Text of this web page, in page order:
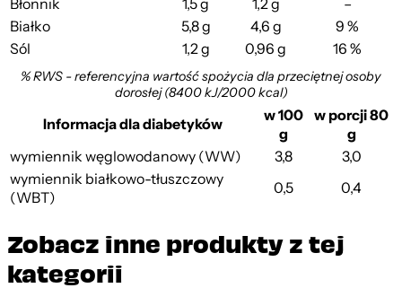
Błonnik
1,5 g 1,2 g
–
Białko
5,8 g 4,6 g
9 %
Sól
1,2 g 0,96 g 16 %
% RWS - referencyjna wartość spożycia dla przeciętnej osoby
dorosłej (8400 kJ/2000 kcal)
Informacja dla diabetyków
w 100
g
w porcji 80
g
wymiennik węglowodanowy (WW)
3,8
3,0
wymiennik białkowo-tłuszczowy
(WBT)
0,5 0,4
Zobacz inne produkty z tej
kategorii